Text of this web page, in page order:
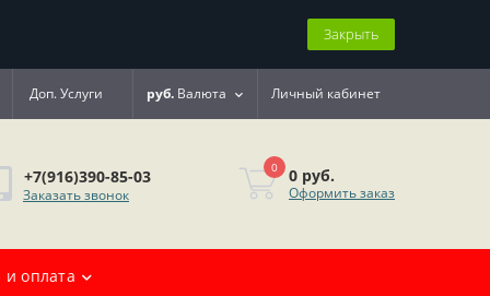
Закрыть
Доп. Услуги руб. Валюта Личный кабинет
+7(916)390-85-03
Заказать звонок
0 0 руб.
Оформить заказ
и оплата